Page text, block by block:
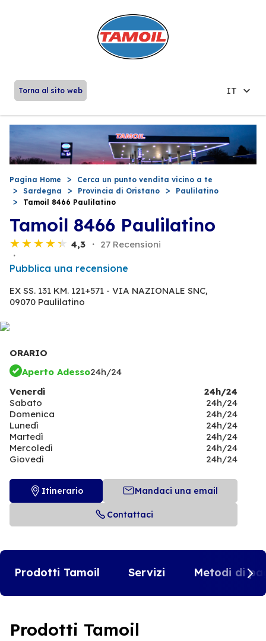
Torna al sito web IT
Pagina Home
Cerca un punto vendita vicino a te
Sardegna
Provincia di Oristano
Paulilatino
Tamoil 8466 Paulilatino
Tamoil 8466 Paulilatino
4,3 27 Recensioni
Pubblica una recensione
EX SS. 131 KM. 121+571 - VIA NAZIONALE SNC,
09070 Paulilatino
ORARIO
Aperto Adesso24h/24
Venerdì
24h/24
Sabato
24h/24
Domenica
24h/24
Lunedì
24h/24
Martedì
24h/24
Mercoledì
24h/24
Giovedì
24h/24
Itinerario Mandaci una email
Contattaci
Prodotti Tamoil Servizi Metodi di
Prodotti Tamoil